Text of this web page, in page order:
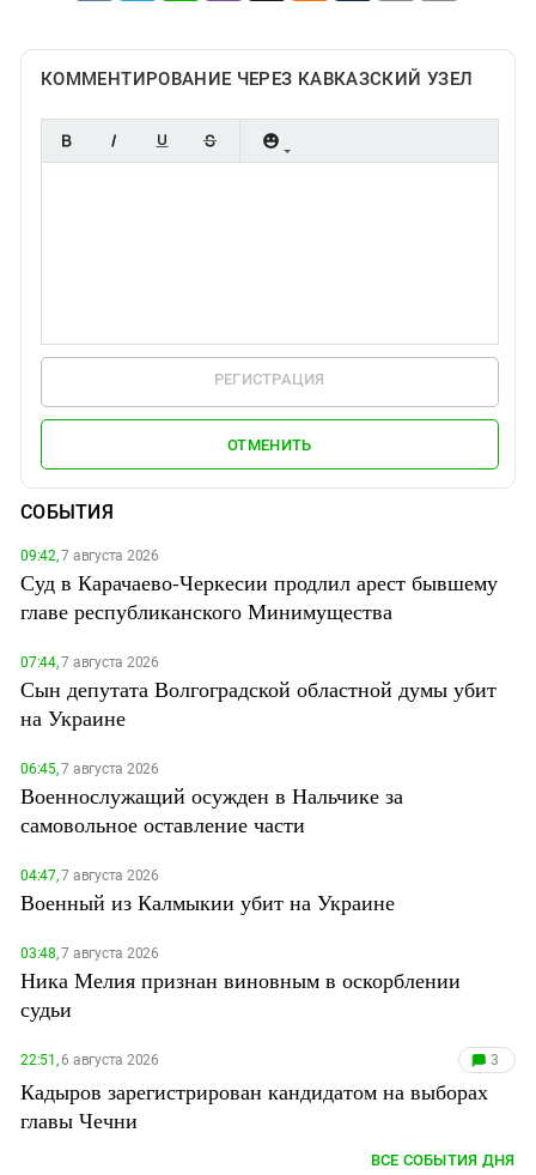
КОММЕНТИРОВАНИЕ ЧЕРЕЗ КАВКАЗСКИЙ УЗЕЛ
РЕГИСТРАЦИЯ
ОТМЕНИТЬ
СОБЫТИЯ
09:42,7 августа 2026
Суд в Карачаево-Черкесии продлил арест бывшему
главе республиканского Минимущества
07:44,7 августа 2026
Сын депутата Волгоградской областной думы убит
на Украине
06:45,7 августа 2026
Военнослужащий осужден в Нальчике за
самовольное оставление части
04:47,7 августа 2026
Военный из Калмыкии убит на Украине
03:48,7 августа 2026
Ника Мелия признан виновным в оскорблении
судьи
22:51,6 августа 2026 3
Кадыров зарегистрирован кандидатом на выборах
главы Чечни
ВСЕ СОБЫТИЯ ДНЯ